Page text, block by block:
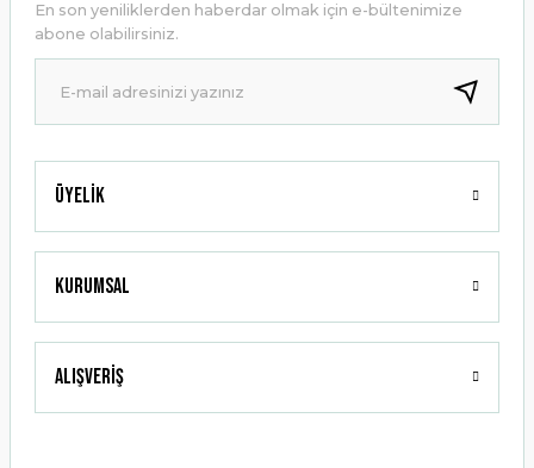
Ürün bilgilerinde hatalar bulunuyor.
Ürün fiyatı diğer sitelerden daha pahalı.
Bu ürüne benzer farklı alternatifler olmalı.
Gönder
Üyelik
Kurumsal
Alışveriş
En son yeniliklerden haberdar olmak için e-bültenimize
abone olabilirsiniz.